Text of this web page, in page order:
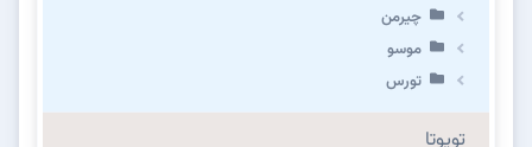
چیرمن
موسو
تورس
تویوتا